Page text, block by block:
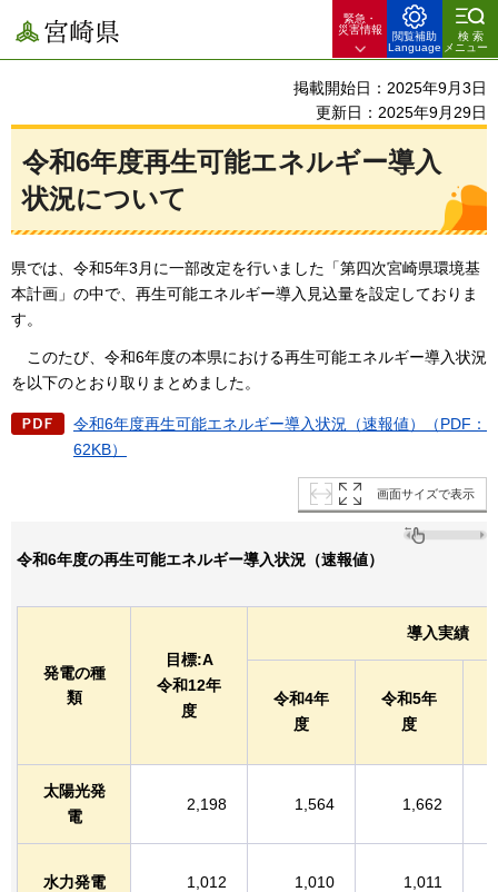
宮崎県
緊急・
災害情報
閲覧補助
Language
検索
メニュー
掲載開始日：2025年9月3日
更新日：2025年9月29日
令和6年度再生可能エネルギー導入
状況について
県では、令和5年3月に一部改定を行いました「第四次宮崎県環境基
本計画」の中で、再生可能エネルギー導入見込量を設定しておりま
す。
このたび、令和6年度の本県における再生可能エネルギー導入状況
を以下のとおり取りまとめました。
令和6年度再生可能エネルギー導入状況（速報値）（PDF：
62KB）
画面サイズで表示
令和6年度の再生可能エネルギー導入状況（速報値）
発電の種
類
目標:A
令和12年
度
導入実績
令和4年
度
令和5年
度
太陽光発
電
2,198 1,564 1,662
水力発電 1,012 1,010 1,011